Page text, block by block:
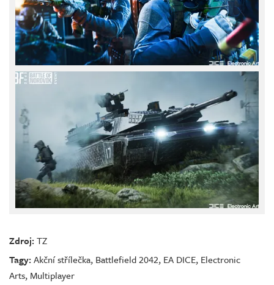
Zdroj:TZ
Tagy:Akční střílečka, Battlefield 2042, EA DICE, Electronic
Arts, Multiplayer